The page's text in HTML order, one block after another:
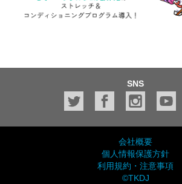
SNS
会社概要
個人情報保護方針
利用規約・注意事項
©TKDJ